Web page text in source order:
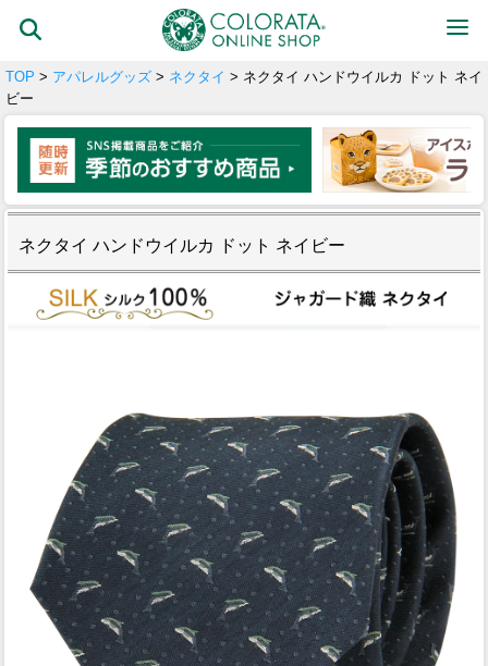
TOP > アパレルグッズ > ネクタイ > ネクタイ ハンドウイルカ ドット ネイ
ビー
ネクタイ ハンドウイルカ ドット ネイビー